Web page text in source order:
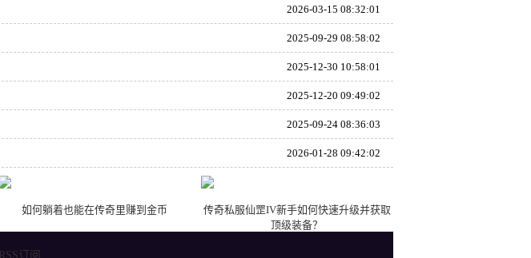
2026-03-15 08:32:01
2025-09-29 08:58:02
2025-12-30 10:58:01
2025-12-20 09:49:02
2025-09-24 08:36:03
2026-01-28 09:42:02
如何躺着也能在传奇里赚到金币
传奇私服仙罡IV新手如何快速升级并获取
顶级装备？
RSS订阅